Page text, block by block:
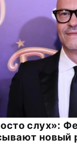
слух»:
новый